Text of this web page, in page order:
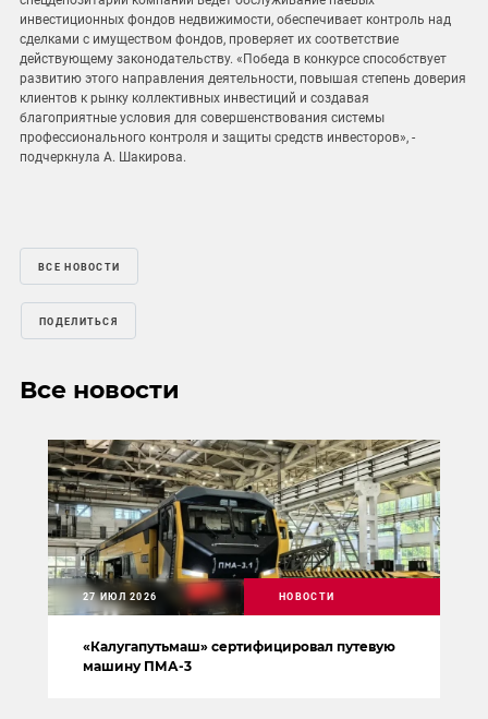
инвестиционных фондов недвижимости, обеспечивает контроль над
сделками с имуществом фондов, проверяет их соответствие
действующему законодательству. «Победа в конкурсе способствует
развитию этого направления деятельности, повышая степень доверия
клиентов к рынку коллективных инвестиций и создавая
благоприятные условия для совершенствования системы
профессионального контроля и защиты средств инвесторов», -
подчеркнула А. Шакирова.
ВСЕ НОВОСТИ
ПОДЕЛИТЬСЯ
Все новости
«Калугапутьмаш» сертифицировал путевую
машину ПМА-3
27 ИЮЛ 2026 НОВОСТИ